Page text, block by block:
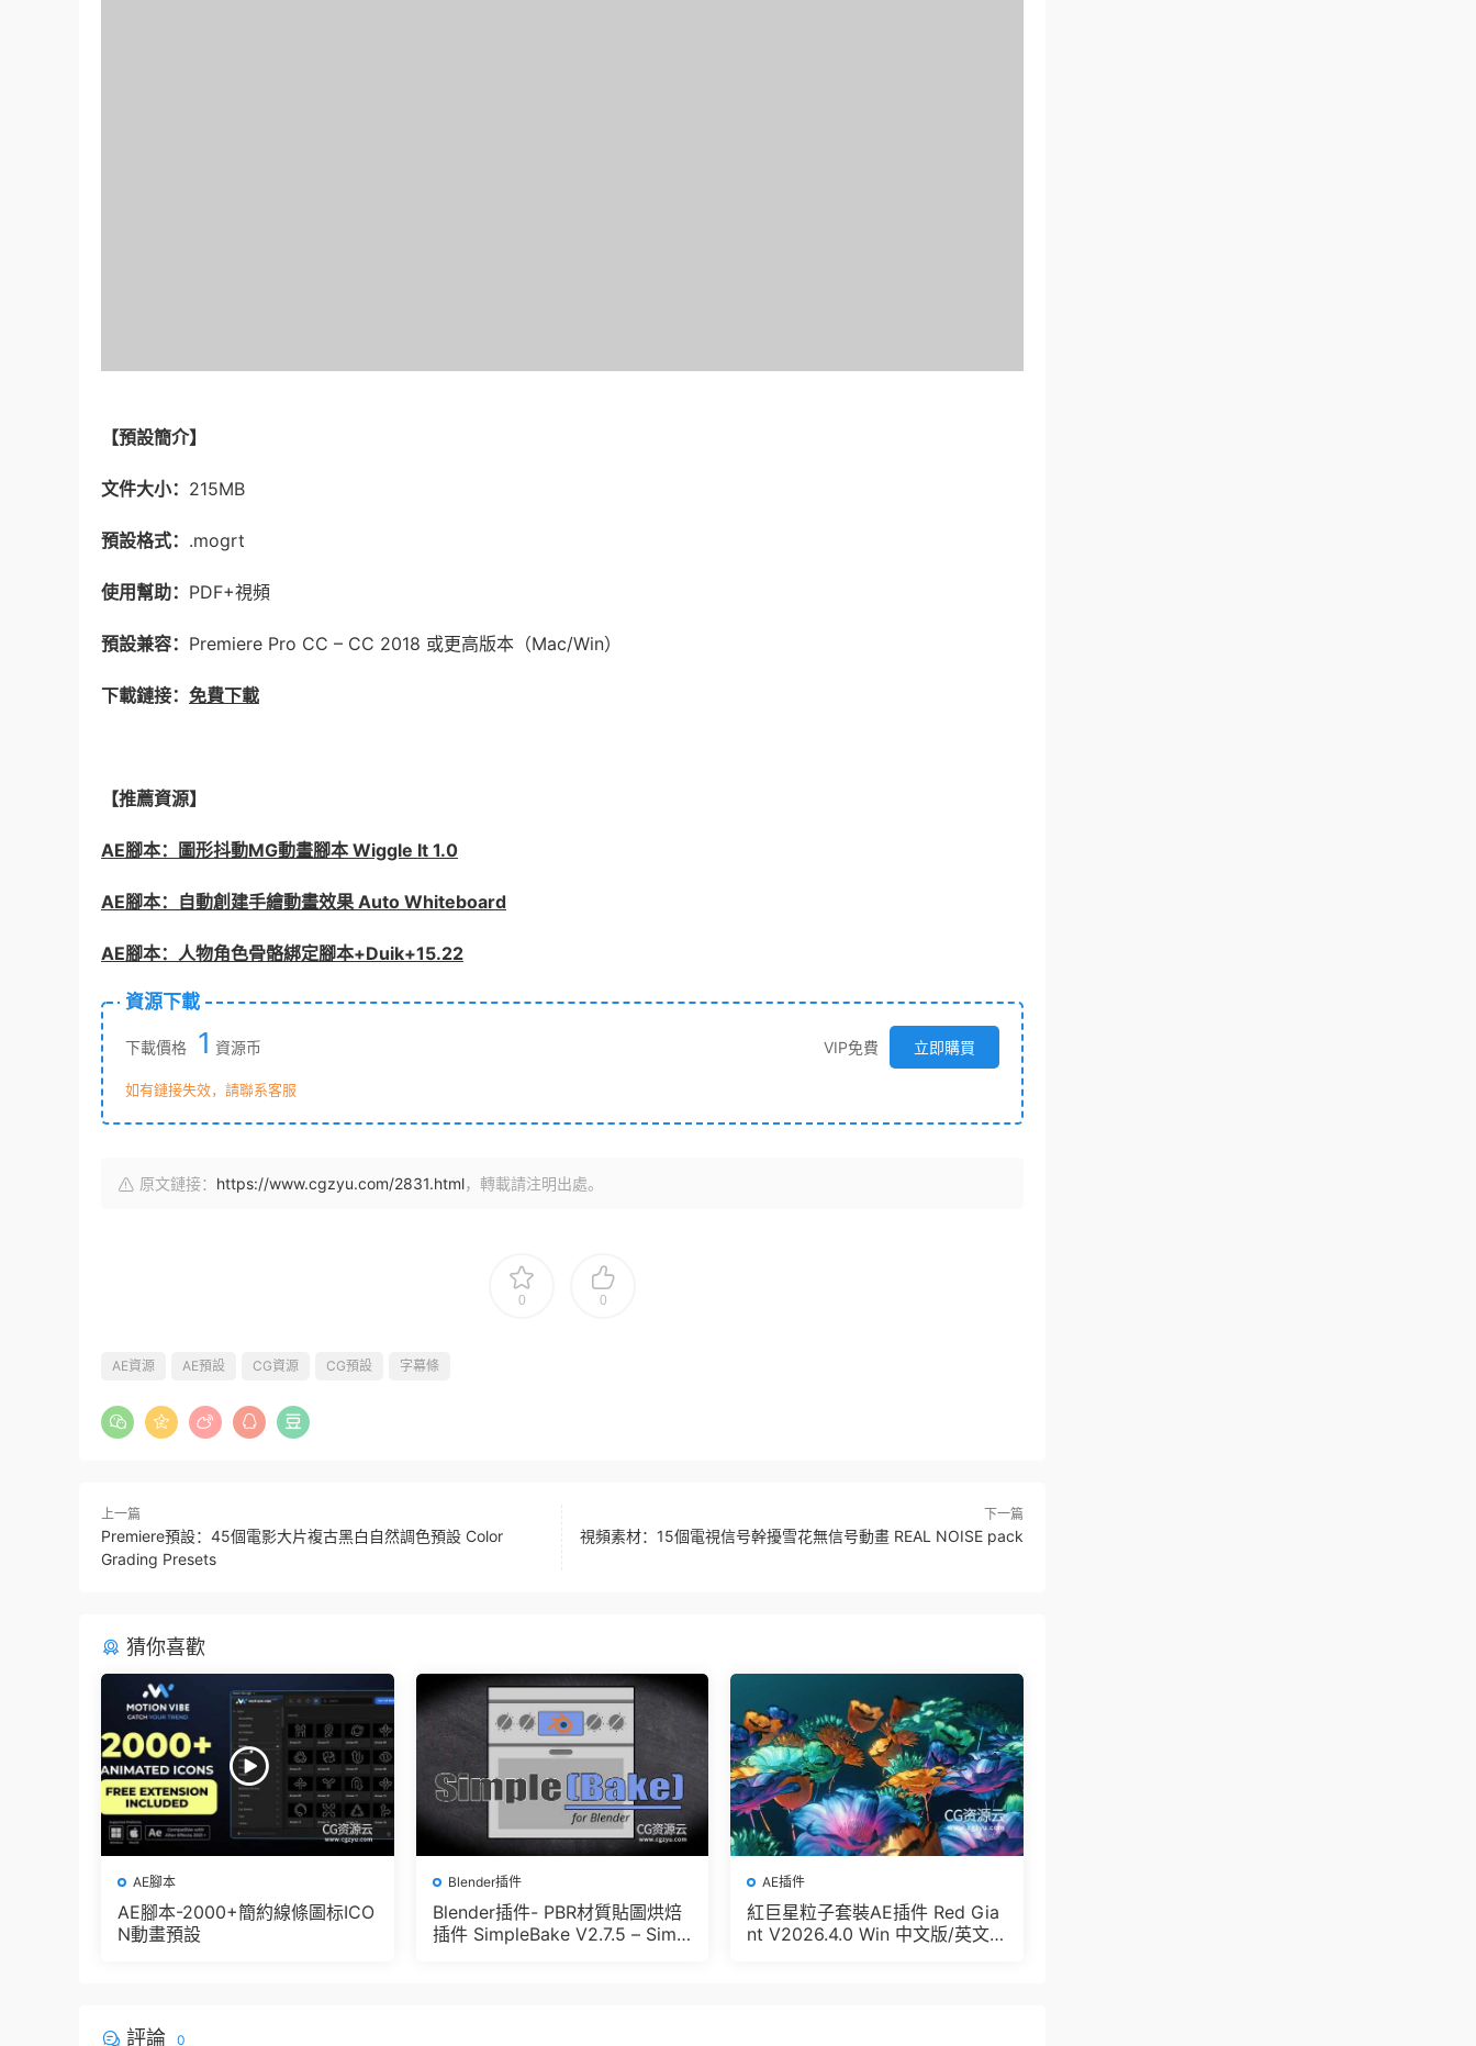
【預設簡介】
文件大小： 215MB
預設格式： .mogrt
使用幫助： PDF+視頻
預設兼容： Premiere Pro CC – CC 2018 或更高版本（Mac/Win）
下載鏈接： 免費下載
【推薦資源】
AE腳本：圖形抖動MG動畫腳本 Wiggle It 1.0
AE腳本：自動創建手繪動畫效果 Auto Whiteboard
AE腳本：人物角色骨骼綁定腳本+Duik+15.22
資源下載
下載價格 1 資源币 VIP免費 立即購買
如有鏈接失效，請聯系客服
原文鏈接： https://www.cgzyu.com/2831.html，轉載請注明出處。
0 0
AE資源 AE預設 CG資源 CG預設 字幕條
上一篇
Premiere預設：45個電影大片複古黑白自然調色預設 Color
Grading Presets
下一篇
視頻素材：15個電視信号幹擾雪花無信号動畫 REAL NOISE pack
猜你喜歡
AE腳本
AE腳本-2000+簡約線條圖标ICO
N動畫預設
Blender插件
Blender插件- PBR材質貼圖烘焙
插件 SimpleBake V2.7.5 – Simpl
AE插件
紅巨星粒子套裝AE插件 Red Gia
nt V2026.4.0 Win 中文版/英文
評論 0